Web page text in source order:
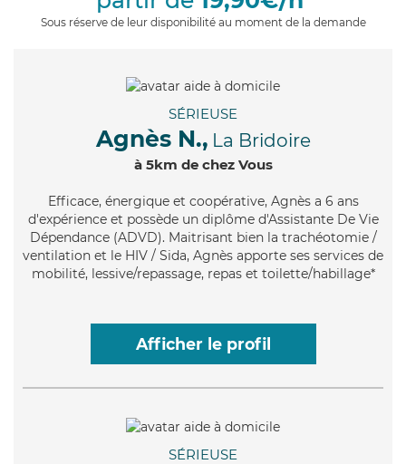
Sous réserve de leur disponibilité au moment de la demande
SÉRIEUSE
Agnès N., La Bridoire
à 5km de chez Vous
Efficace, énergique et coopérative, Agnès a 6 ans
d'expérience et possède un diplôme d'Assistante De Vie
Dépendance (ADVD). Maitrisant bien la trachéotomie /
ventilation et le HIV / Sida, Agnès apporte ses services de
mobilité, lessive/repassage, repas et toilette/habillage*
Afficher le profil
SÉRIEUSE